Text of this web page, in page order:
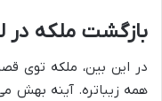
بازگشت ملکه در
در این بین، ملکه توی
همه زیباتره. آینه بهش